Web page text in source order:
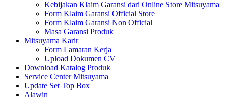
Kebijakan Klaim Garansi dari Online Store Mitsuyama
Form Klaim Garansi Official Store
Form Klaim Garansi Non Official
Masa Garansi Produk
Mitsuyama Karir
Form Lamaran Kerja
Upload Dokumen CV
Download Katalog Produk
Service Center Mitsuyama
Update Set Top Box
Alawin